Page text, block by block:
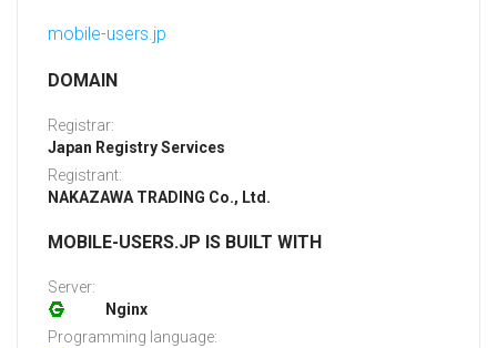
mobile-users.jp
DOMAIN
Registrar:
Japan Registry Services
Registrant:
NAKAZAWA TRADING Co., Ltd.
MOBILE-USERS.JP IS BUILT WITH
Server:
Nginx
Programming language: